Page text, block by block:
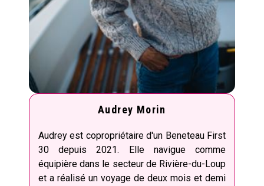
Audrey Morin
Audrey est copropriétaire d'un Beneteau First
30 depuis 2021. Elle navigue comme
équipière dans le secteur de Rivière-du-Loup
et a réalisé un voyage de deux mois et demi